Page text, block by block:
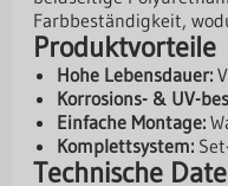
Farbbeständigkeit,
Produktvorteile
Hohe Lebensdauer:
Korrosions- & UV-
Einfache Montage:
Komplettsystem:
Technische